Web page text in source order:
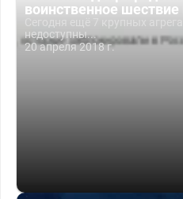
воинственное
Сегодня ещё 7 крупных
недоступны...
20 апреля 2018 г.